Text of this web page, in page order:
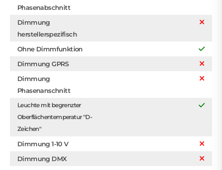
Phasenabschnitt
Dimmung
herstellerspezifisch
Ohne Dimmfunktion
Dimmung GPRS
Dimmung
Phasenanschnitt
Leuchte mit begrenzter
Oberflächentemperatur "D-
Zeichen"
Dimmung 1-10 V
Dimmung DMX